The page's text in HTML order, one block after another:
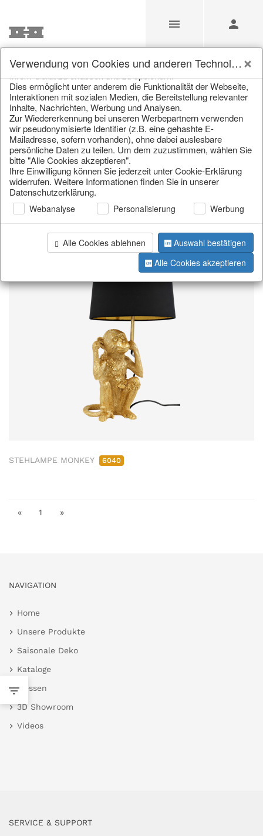
Home/Saisonale Deko/
Seite 1 von 1 Artikel
STEHLAMPE MONKEY 6040
« 1 »
NAVIGATION
Home
Unsere Produkte
Saisonale Deko
Kataloge
Messen
3D Showroom
Videos
SERVICE & SUPPORT
Verwendung von Cookies und anderen Technologien
Technologien (im Folgenden: Cookies), um Informationen von
Ihrem Gerät zu erfassen und zu speichern.
Dies ermöglicht unter anderem die Funktionalität der Webseite,
Interaktionen mit sozialen Medien, die Bereitstellung relevanter
Inhalte, Nachrichten, Werbung und Analysen.
Zur Wiedererkennung bei unseren Werbepartnern verwenden
wir pseudonymisierte Identifier (z.B. eine gehashte E-
Mailadresse, sofern vorhanden), ohne dabei auslesbare
persönliche Daten zu teilen. Um dem zuzustimmen, wählen Sie
bitte "Alle Cookies akzeptieren".
Ihre Einwilligung können Sie jederzeit unter Cookie-Erklärung
widerrufen. Weitere Informationen finden Sie in unserer
Datenschutzerklärung.
Webanalyse Personalisierung Werbung
Alle Cookies ablehnen
Auswahl bestätigen
Alle Cookies akzeptieren